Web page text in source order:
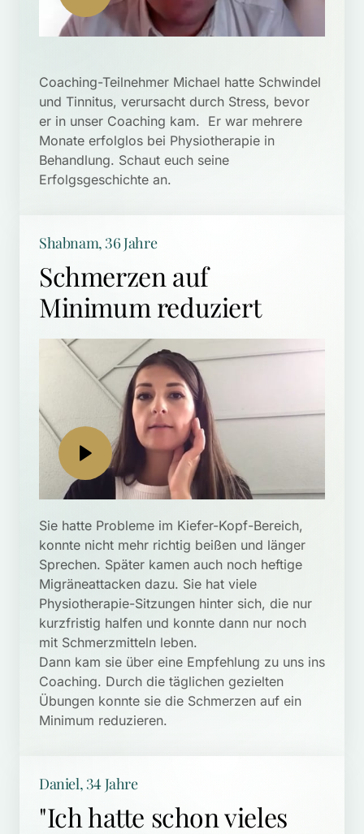
Coaching-Teilnehmer Michael hatte Schwindel
und Tinnitus, verursacht durch Stress, bevor
er in unser Coaching kam.  Er war mehrere
Monate erfolglos bei Physiotherapie in
Behandlung. Schaut euch seine
Shabnam, 36 Jahre
Schmerzen auf
Minimum reduziert
Sie hatte Probleme im Kiefer-Kopf-Bereich,
konnte nicht mehr richtig beißen und länger
Sprechen. Später kamen auch noch heftige
Migräneattacken dazu. Sie hat viele
Physiotherapie-Sitzungen hinter sich, die nur
kurzfristig halfen und konnte dann nur noch
mit Schmerzmitteln leben.
Dann kam sie über eine Empfehlung zu uns ins
Coaching. Durch die täglichen gezielten
Übungen konnte sie die Schmerzen auf ein
Daniel, 34 Jahre
"Ich hatte schon vieles